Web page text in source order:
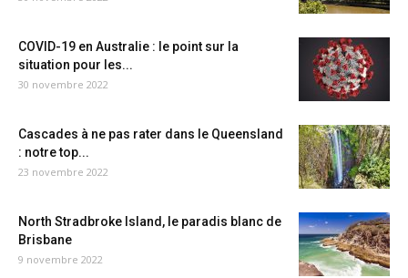
COVID-19 en Australie : le point sur la
situation pour les...
30 novembre 2022
Cascades à ne pas rater dans le Queensland
: notre top...
23 novembre 2022
North Stradbroke Island, le paradis blanc de
Brisbane
9 novembre 2022